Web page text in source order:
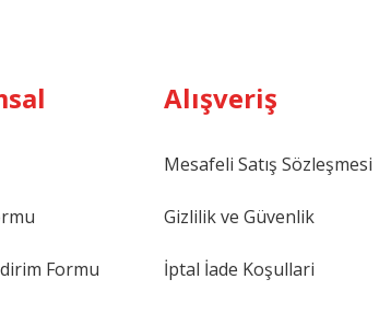
Formu
Alışveriş
Mesafeli Satış Sözleşmesi
Gizlilik ve Güvenlik
İptal İade Koşullari